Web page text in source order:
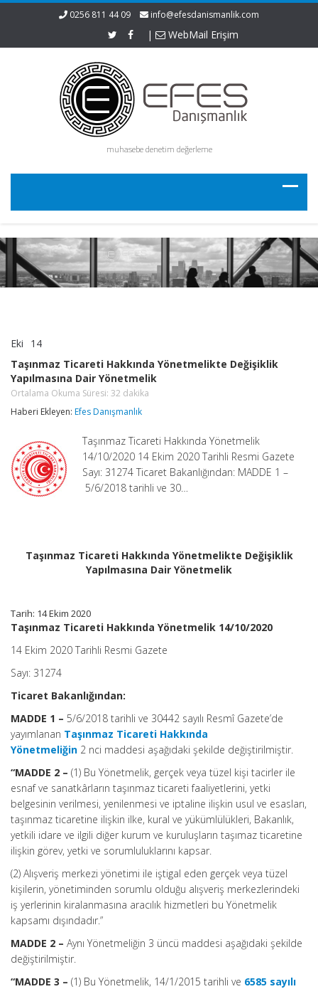
0256 811 44 09 info@efesdanismanlik.com
| WebMail Erişim
muhasebe denetim değerleme
Eki 14
Hakkında
Yönetmelikte
Değişiklik
Dair
Ortalama
Okuma
Süresi:
dakika
için
Taşınmaz Ticareti Hakkında Yönetmelikte Değişiklik
Yapılmasına Dair Yönetmelik
Ortalama Okuma Süresi: 32 dakika
Haberi Ekleyen: Efes Danışmanlık
Taşınmaz Ticareti Hakkında Yönetmelik
14/10/2020 14 Ekim 2020 Tarihli Resmi Gazete
Sayı: 31274 Ticaret Bakanlığından: MADDE 1 –
5/6/2018 tarihli ve 30…
Taşınmaz Ticareti Hakkında Yönetmelikte Değişiklik
Yapılmasına Dair Yönetmelik
Tarih: 14 Ekim 2020
Taşınmaz Ticareti Hakkında Yönetmelik 14/10/2020
14 Ekim 2020 Tarihli Resmi Gazete
Sayı: 31274
Ticaret Bakanlığından:
MADDE 1 – 5/6/2018 tarihli ve 30442 sayılı Resmî Gazete’de
yayımlanan Taşınmaz Ticareti Hakkında
Yönetmeliğin 2 nci maddesi aşağıdaki şekilde değiştirilmiştir.
“MADDE 2 – (1) Bu Yönetmelik, gerçek veya tüzel kişi tacirler ile
esnaf ve sanatkârların taşınmaz ticareti faaliyetlerini, yetki
belgesinin verilmesi, yenilenmesi ve iptaline ilişkin usul ve esasları,
taşınmaz ticaretine ilişkin ilke, kural ve yükümlülükleri, Bakanlık,
yetkili idare ve ilgili diğer kurum ve kuruluşların taşımaz ticaretine
ilişkin görev, yetki ve sorumluluklarını kapsar.
(2) Alışveriş merkezi yönetimi ile iştigal eden gerçek veya tüzel
kişilerin, yönetiminden sorumlu olduğu alışveriş merkezlerindeki
iş yerlerinin kiralanmasına aracılık hizmetleri bu Yönetmelik
kapsamı dışındadır.”
MADDE 2 – Aynı Yönetmeliğin 3 üncü maddesi aşağıdaki şekilde
değiştirilmiştir.
“MADDE 3 – (1) Bu Yönetmelik, 14/1/2015 tarihli ve 6585 sayılı